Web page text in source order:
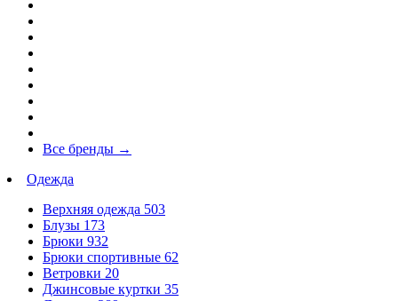
Все бренды →
Одежда
Верхняя одежда 503
Блузы 173
Брюки 932
Брюки спортивные 62
Ветровки 20
Джинсовые куртки 35